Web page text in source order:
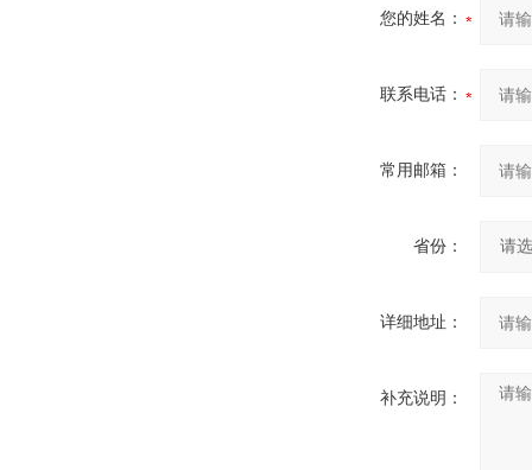
您的姓名：
联系电话：
常用邮箱：
省份：
详细地址：
补充说明：